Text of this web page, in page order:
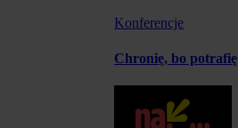
Konferencje
Chronię, bo potrafię